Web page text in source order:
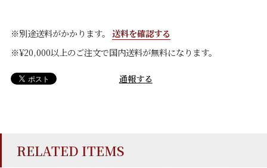
※別途送料がかかります。 送料を確認する
※¥20,000以上のご注文で国内送料が無料になります。
通報する
RELATED ITEMS